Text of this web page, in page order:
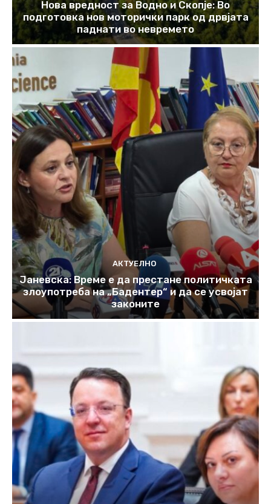
Нова вредност за Водно и Скопје: Во
подготовка нов моторички парк од дрвјата
паднати во невремето
АКТУЕЛНО
Јаневска: Време е да престане политичката
злоупотреба на „Бадентер“ и да се усвојат
законите